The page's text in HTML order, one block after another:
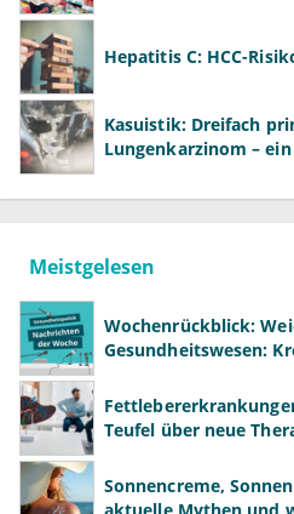
Hepatitis C: HCC-
Kasuistik: Dreifach
Lungenkarzinom –
Meistgelesen
Wochenrückblick:
Gesundheitswesen:
Teufel über neue
Sonnencreme,